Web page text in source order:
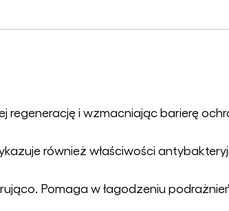
regenerację i wzmacniając barierę
również właściwości
Pomaga w łagodzeniu